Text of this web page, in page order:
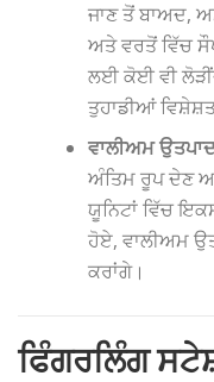
ਜਾਣ ਤੋਂ ਬਾਅਦ,
ਅਤੇ ਵਰਤੋਂ ਵਿੱਚ
ਲਈ ਕੋਈ ਵੀ
ਤੁਹਾਡੀਆਂ
ਵਾਲੀਅਮ
ਅੰਤਿਮ ਰੂਪ ਦੇਣ
ਯੂਨਿਟਾਂ ਵਿੱਚ
ਹੋਏ, ਵਾਲੀਅਮ
ਕਰਾਂਗੇ।
ਫਿੰਗਰਲਿੰਗ